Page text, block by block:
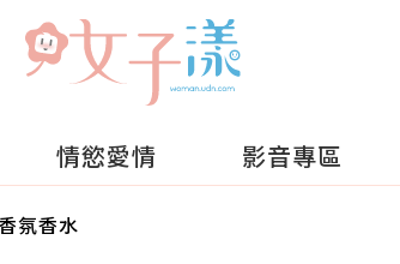
情慾愛情 影音專區
氛香水